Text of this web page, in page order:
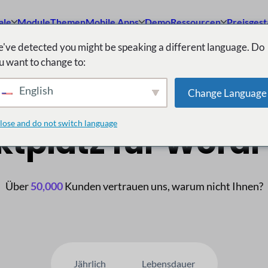
ModuleThemenMobile Apps DemoRessourcen
Multivendor Nr.
für
Über50,000Kunden vertrauen uns, warum nicht Ihnen?
Jährlich Lebensdauer
detected you might be speaking a different language. Do
want to change to:
English Change Language
and do not switch language